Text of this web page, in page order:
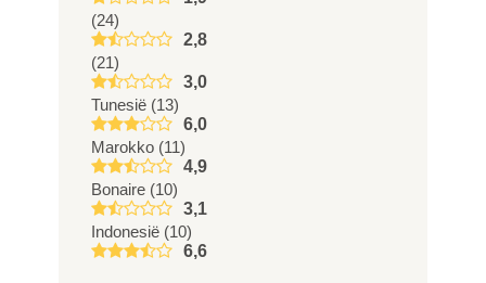
(24)
2,8
(21)
3,0
Tunesië (13)
6,0
Marokko (11)
4,9
Bonaire (10)
3,1
Indonesië (10)
6,6